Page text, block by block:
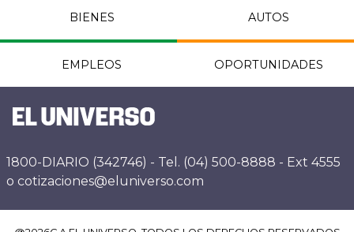
BIENES AUTOS
EMPLEOS OPORTUNIDADES
1800-DIARIO (342746) - Tel. (04) 500-8888 - Ext 4555
o cotizaciones@eluniverso.com